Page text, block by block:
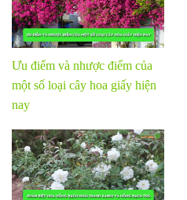
Ưu điểm và nhược điểm của
một số loại cây hoa giấy hiện
nay